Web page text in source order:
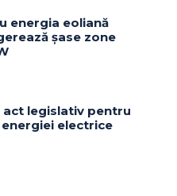
energia eoliană
șase zone
act legislativ pentru
electrice